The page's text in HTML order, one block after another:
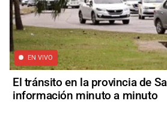
EN VIVO
El tránsito en la provincia de
información minuto a minuto